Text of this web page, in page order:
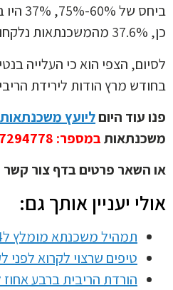
כן, 37.6% מהמשכנתאות נלקחו על דירות שהשווי שלהן נע בין 1.2 ל 2 מילון ש"ח.
בחודש מרץ הודות לירידת
פנו עוד היוםליועץ משכנתאות
משכנתאותבמספר: 073-7294778
או השאר פרטים בדף צור
אולי יעניין אותך גם:
תמהיל משכנתא מומלץ ל2014
טיפים שרצוי לקרוא
הורדת הריבית ברבע אחוז ל – 0.75% בלבד